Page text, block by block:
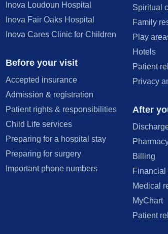
Inova Loudoun Hospital
Inova Fair Oaks Hospital
Inova Cares Clinic for Children
Before your visit
Accepted insurance
Admission & registration
Patient rights & responsibilities
Child Life services
Preparing for a hospital stay
Preparing for surgery
Important phone numbers
Spiritual
Family
Play
Hotels
Patient
Privacy
After
Billing
Financial
Medical
MyChart
Patient